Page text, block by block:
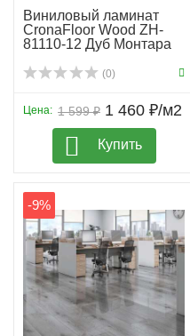
Виниловый ламинат
CronaFloor Wood ZH-
81110-12 Дуб Монтара
(0)
1 599 ₽
Цена: 1 460 ₽/м2
Купить
-9%